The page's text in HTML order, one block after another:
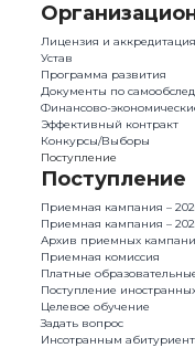
Лицензия и аккредитация
Устав
Программа развития
Документы по
Финансово-
Эффективный контракт
Конкурсы/Выборы
Поступление
Поступление
Приемная кампания –
Приемная кампания –
Архив приемных
Приемная комиссия
Платные
Поступление
Целевое обучение
Задать вопрос
Инсотранным